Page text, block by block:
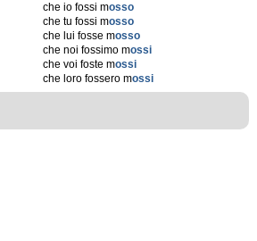
che io fossi mosso
che tu fossi mosso
che lui fosse mosso
che noi fossimo mossi
che voi foste mossi
che loro fossero mossi